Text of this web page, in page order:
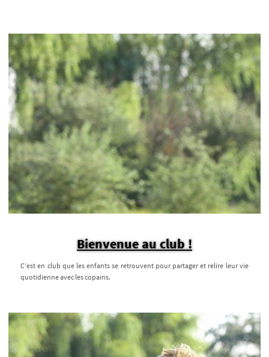
Bienvenue au club !
C’est en club que les enfants se retrouvent pour partager et relire leur vie
quotidienne avec les copains.